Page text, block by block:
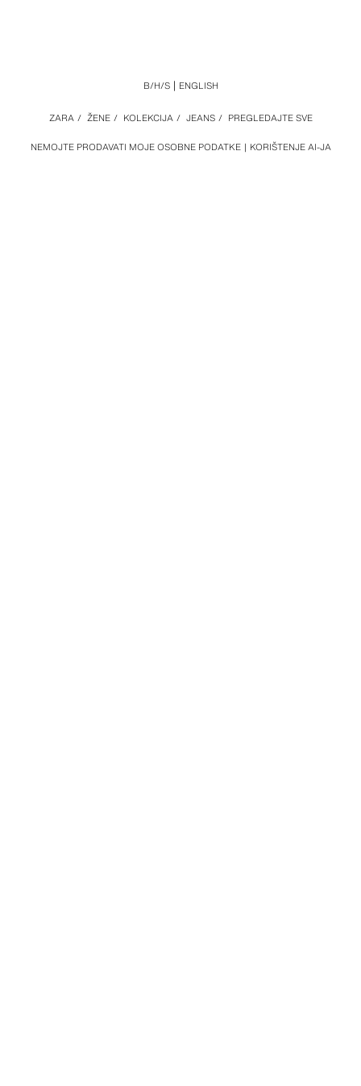
NEMOJTE PRODAVATI MOJE OSOBNE PODATKE KORIŠTENJE AI-JA
ZARA / ŽENE / KOLEKCIJA / JEANS / PREGLEDAJTE SVE
B/H/S ENGLISH